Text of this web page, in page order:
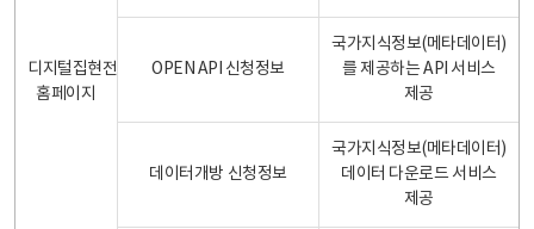
디지털집현전
홈페이지
OPEN API 신청정보
국가지식정보(메타데이터)
를 제공하는 API 서비스
제공
데이터개방 신청정보
국가지식정보(메타데이터)
데이터 다운로드 서비스
제공